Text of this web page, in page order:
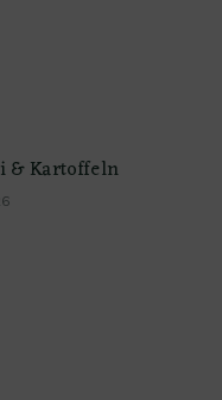
& Kartoffeln